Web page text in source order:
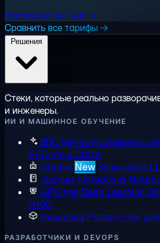
Бесплатно на 1 час →
Сравнить все тарифы →
Стеки, которые реально
и инженеры.
ИИ И МАШИННОЕ ОБУЧЕНИЕ
ВПС для искусственного
PyTorch и CUDA
Ollama NewЗапускайте
Jupyter Notebooks
GPU для Deep Learning
H100
Anaconda Python-стек
РАЗРАБОТЧИКИ И DEVOPS